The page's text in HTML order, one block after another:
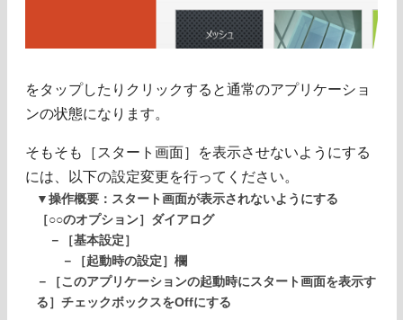
をタップしたりクリックすると通常のアプリケーショ
ンの状態になります。
そもそも［スタート画面］を表示させないようにする
には、以下の設定変更を行ってください。
▼操作概要：スタート画面が表示されないようにする
［○○のオプション］ダイアログ
－［基本設定］
－［起動時の設定］欄
－［このアプリケーションの起動時にスタート画面を表示す
る］チェックボックスをOffにする